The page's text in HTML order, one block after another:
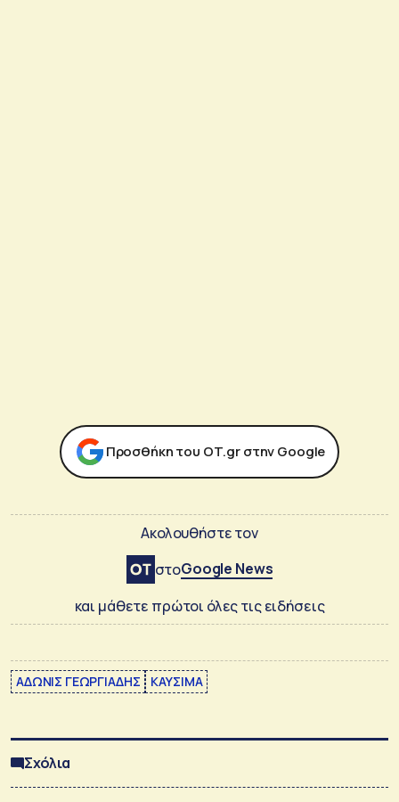
Προσθήκη του ΟΤ.gr στην Google
Ακολουθήστε τον
στοGoogle News
και μάθετε πρώτοι όλες τις ειδήσεις
ΑΔΩΝΙΣ ΓΕΩΡΓΙΑΔΗΣ ΚΑΥΣΙΜΑ
Σχόλια